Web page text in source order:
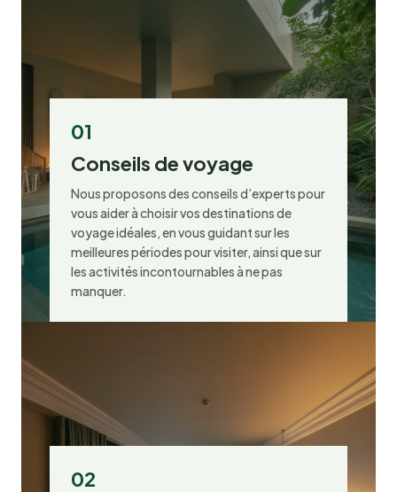
01
Conseils de voyage
Nous proposons des conseils d’experts pour
vous aider à choisir vos destinations de
voyage idéales, en vous guidant sur les
meilleures périodes pour visiter, ainsi que sur
les activités incontournables à ne pas
manquer.
02